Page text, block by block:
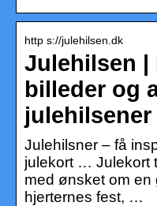
http s://julehilsen.dk
Julehilsen |
billeder og
julehilsener
Julehilsner – få
julekort … Julekort
med ønsket om
hjerternes fest, …